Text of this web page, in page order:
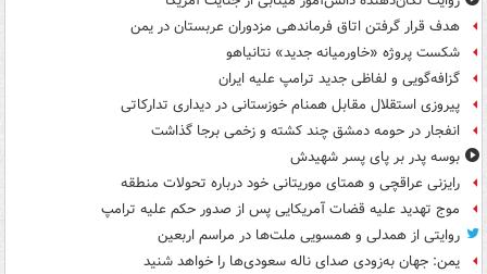
هدف قرار گرفتن اتاق‌ فرماندهی مزدوران عربستان در یمن
شکست پروژه «خاورمیانه جدید» نتانیاهو
گزافه‌گویی و لفاظی جدید ترامپ علیه ایران
پیروزی استقلال مقابل همنام خوزستانی در دیداری تدارکاتی
انفجار در حومه دمشق چند کشته و زخمی برجا گذاشت
بوسه‌ پدر بر پای پسر شهیدش
رایزنی عراقچی و همتای موریتانی خود درباره تحولات منطقه
موج تهدید علیه قضات آمریکایی پس از صدور حکم علیه ترامپ
روایتی از همدلی و همسویی ملت‌ها در مراسم اربعین
یمن: جهان به‌زودی صدای ناله سعودی‌ها را خواهد شنید